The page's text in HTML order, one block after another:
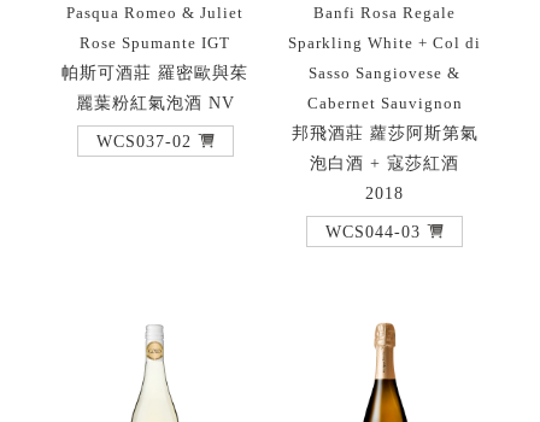
Pasqua Romeo & Juliet
Rose Spumante IGT
帕斯可酒莊 羅密歐與茱
麗葉粉紅氣泡酒 NV
WCS037-02
Banfi Rosa Regale
Sparkling White + Col di
Sasso Sangiovese &
Cabernet Sauvignon
邦飛酒莊 蘿莎阿斯第氣
泡白酒 + 寇莎紅酒
2018
WCS044-03